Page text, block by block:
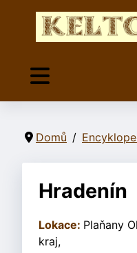
Domů
Hradenín
Lokace: Plaňany
kraj,